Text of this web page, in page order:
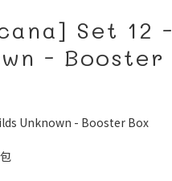
Set 12 -
- Booster
Unknown - Booster Box